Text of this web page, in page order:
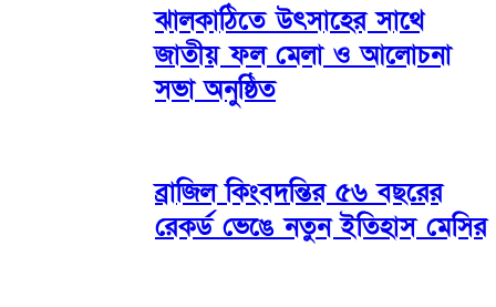
ঝালকাঠিতে উৎসাহের সাথে
জাতীয় ফল মেলা ও আলোচনা
সভা অনুষ্ঠিত
ব্রাজিল কিংবদন্তির ৫৬ বছরের
রেকর্ড ভেঙে নতুন ইতিহাস মেসির